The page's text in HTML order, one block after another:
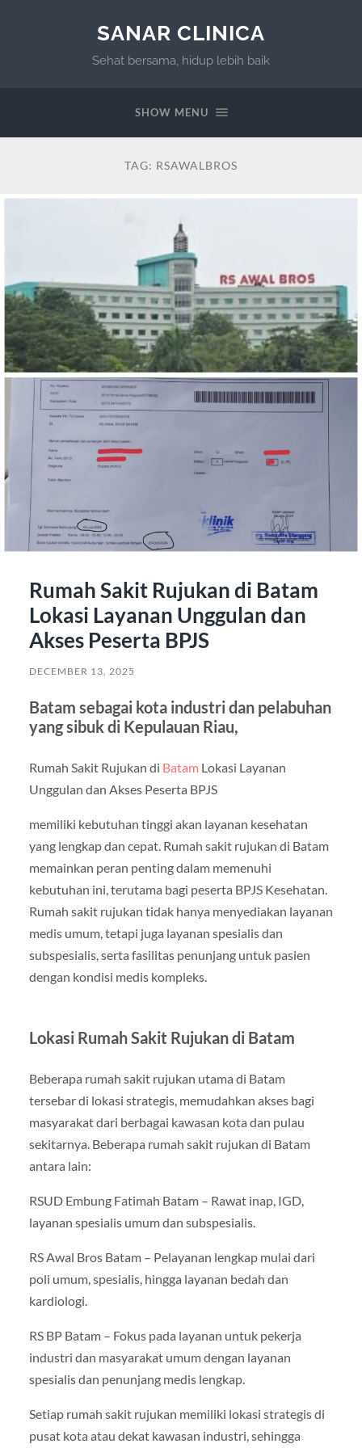
SANAR CLINICA
Sehat bersama, hidup lebih baik
SHOW MENU
TAG: RSAWALBROS
Rumah Sakit Rujukan di Batam
Lokasi Layanan Unggulan dan
Akses Peserta BPJS
DECEMBER 13, 2025
Batam sebagai kota industri dan pelabuhan
yang sibuk di Kepulauan Riau,
Rumah Sakit Rujukan di Batam Lokasi Layanan
Unggulan dan Akses Peserta BPJS
memiliki kebutuhan tinggi akan layanan kesehatan
yang lengkap dan cepat. Rumah sakit rujukan di Batam
memainkan peran penting dalam memenuhi
kebutuhan ini, terutama bagi peserta BPJS Kesehatan.
Rumah sakit rujukan tidak hanya menyediakan layanan
medis umum, tetapi juga layanan spesialis dan
subspesialis, serta fasilitas penunjang untuk pasien
dengan kondisi medis kompleks.
Lokasi Rumah Sakit Rujukan di Batam
Beberapa rumah sakit rujukan utama di Batam
tersebar di lokasi strategis, memudahkan akses bagi
masyarakat dari berbagai kawasan kota dan pulau
sekitarnya. Beberapa rumah sakit rujukan di Batam
antara lain:
RSUD Embung Fatimah Batam – Rawat inap, IGD,
layanan spesialis umum dan subspesialis.
RS Awal Bros Batam – Pelayanan lengkap mulai dari
poli umum, spesialis, hingga layanan bedah dan
kardiologi.
RS BP Batam – Fokus pada layanan untuk pekerja
industri dan masyarakat umum dengan layanan
spesialis dan penunjang medis lengkap.
Setiap rumah sakit rujukan memiliki lokasi strategis di
pusat kota atau dekat kawasan industri, sehingga